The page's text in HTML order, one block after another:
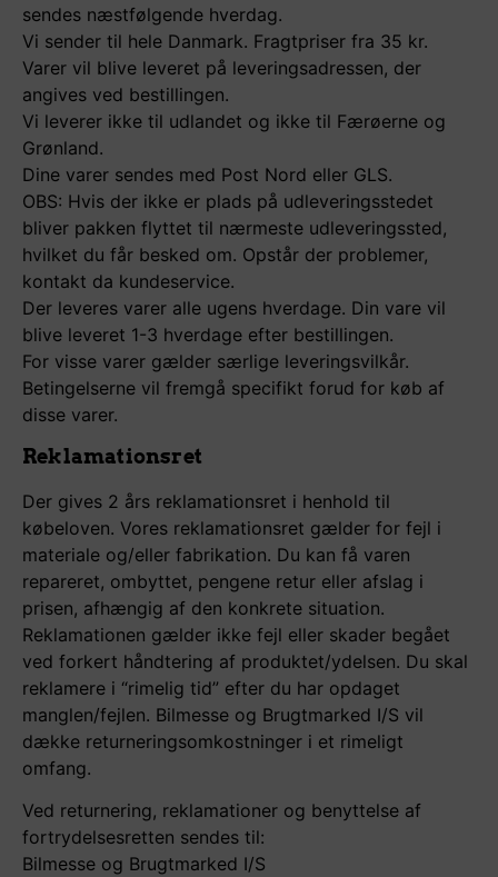
sendes næstfølgende hverdag.
Vi sender til hele Danmark. Fragtpriser fra 35 kr.
Varer vil blive leveret på leveringsadressen, der
angives ved bestillingen.
Vi leverer ikke til udlandet og ikke til Færøerne og
Grønland.
Dine varer sendes med Post Nord eller GLS.
OBS: Hvis der ikke er plads på udleveringsstedet
bliver pakken flyttet til nærmeste udleveringssted,
hvilket du får besked om. Opstår der problemer,
kontakt da kundeservice.
Der leveres varer alle ugens hverdage. Din vare vil
blive leveret 1-3 hverdage efter bestillingen.
For visse varer gælder særlige leveringsvilkår.
Betingelserne vil fremgå specifikt forud for køb af
disse varer.
Reklamationsret
Der gives 2 års reklamationsret i henhold til
købeloven. Vores reklamationsret gælder for fejl i
materiale og/eller fabrikation. Du kan få varen
repareret, ombyttet, pengene retur eller afslag i
prisen, afhængig af den konkrete situation.
Reklamationen gælder ikke fejl eller skader begået
ved forkert håndtering af produktet/ydelsen. Du skal
reklamere i “rimelig tid” efter du har opdaget
manglen/fejlen. Bilmesse og Brugtmarked I/S vil
dække returneringsomkostninger i et rimeligt
omfang.
Ved returnering, reklamationer og benyttelse af
fortrydelsesretten sendes til:
Bilmesse og Brugtmarked I/S